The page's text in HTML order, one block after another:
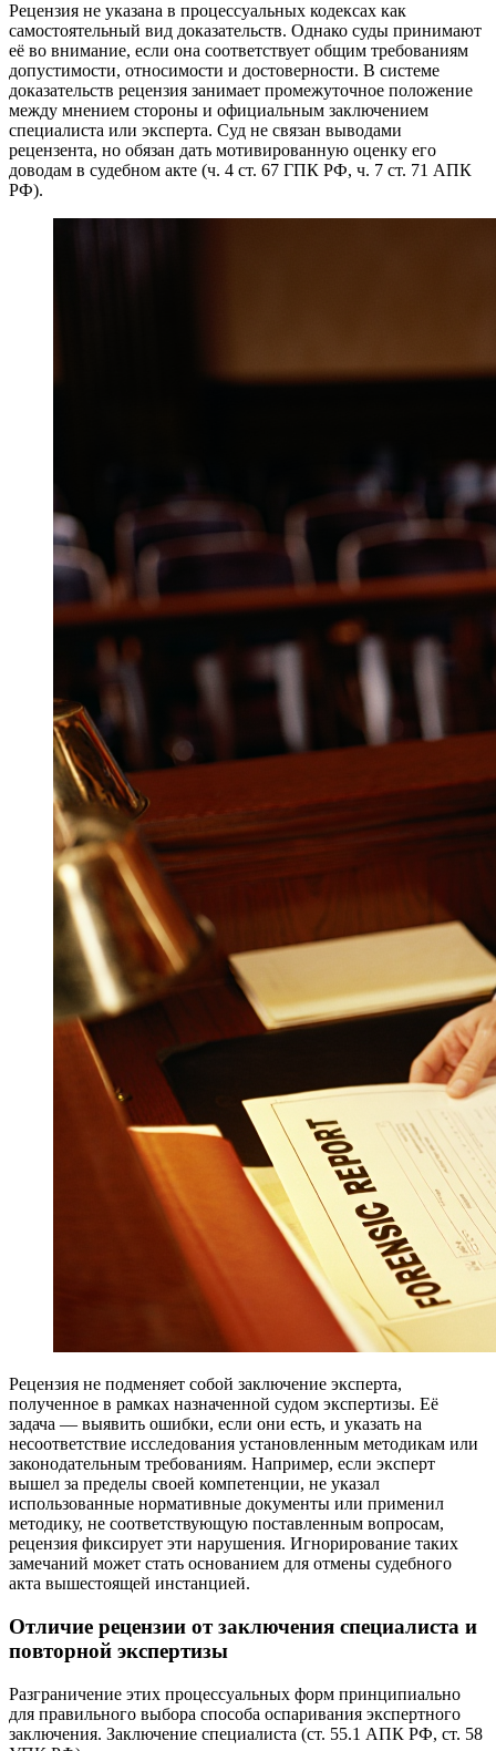
Рецензия не указана в процессуальных кодексах как
самостоятельный вид доказательств. Однако суды принимают
её во внимание, если она соответствует общим требованиям
допустимости, относимости и достоверности. В системе
доказательств рецензия занимает промежуточное положение
между мнением стороны и официальным заключением
специалиста или эксперта. Суд не связан выводами
рецензента, но обязан дать мотивированную оценку его
доводам в судебном акте (ч. 4 ст. 67 ГПК РФ, ч. 7 ст. 71 АПК
РФ).
Рецензия не подменяет собой заключение эксперта,
полученное в рамках назначенной судом экспертизы. Её
задача — выявить ошибки, если они есть, и указать на
несоответствие исследования установленным методикам или
законодательным требованиям. Например, если эксперт
вышел за пределы своей компетенции, не указал
использованные нормативные документы или применил
методику, не соответствующую поставленным вопросам,
рецензия фиксирует эти нарушения. Игнорирование таких
замечаний может стать основанием для отмены судебного
акта вышестоящей инстанцией.
Отличие рецензии от заключения специалиста и
повторной экспертизы
Разграничение этих процессуальных форм принципиально
для правильного выбора способа оспаривания экспертного
заключения. Заключение специалиста (ст. 55.1 АПК РФ, ст. 58